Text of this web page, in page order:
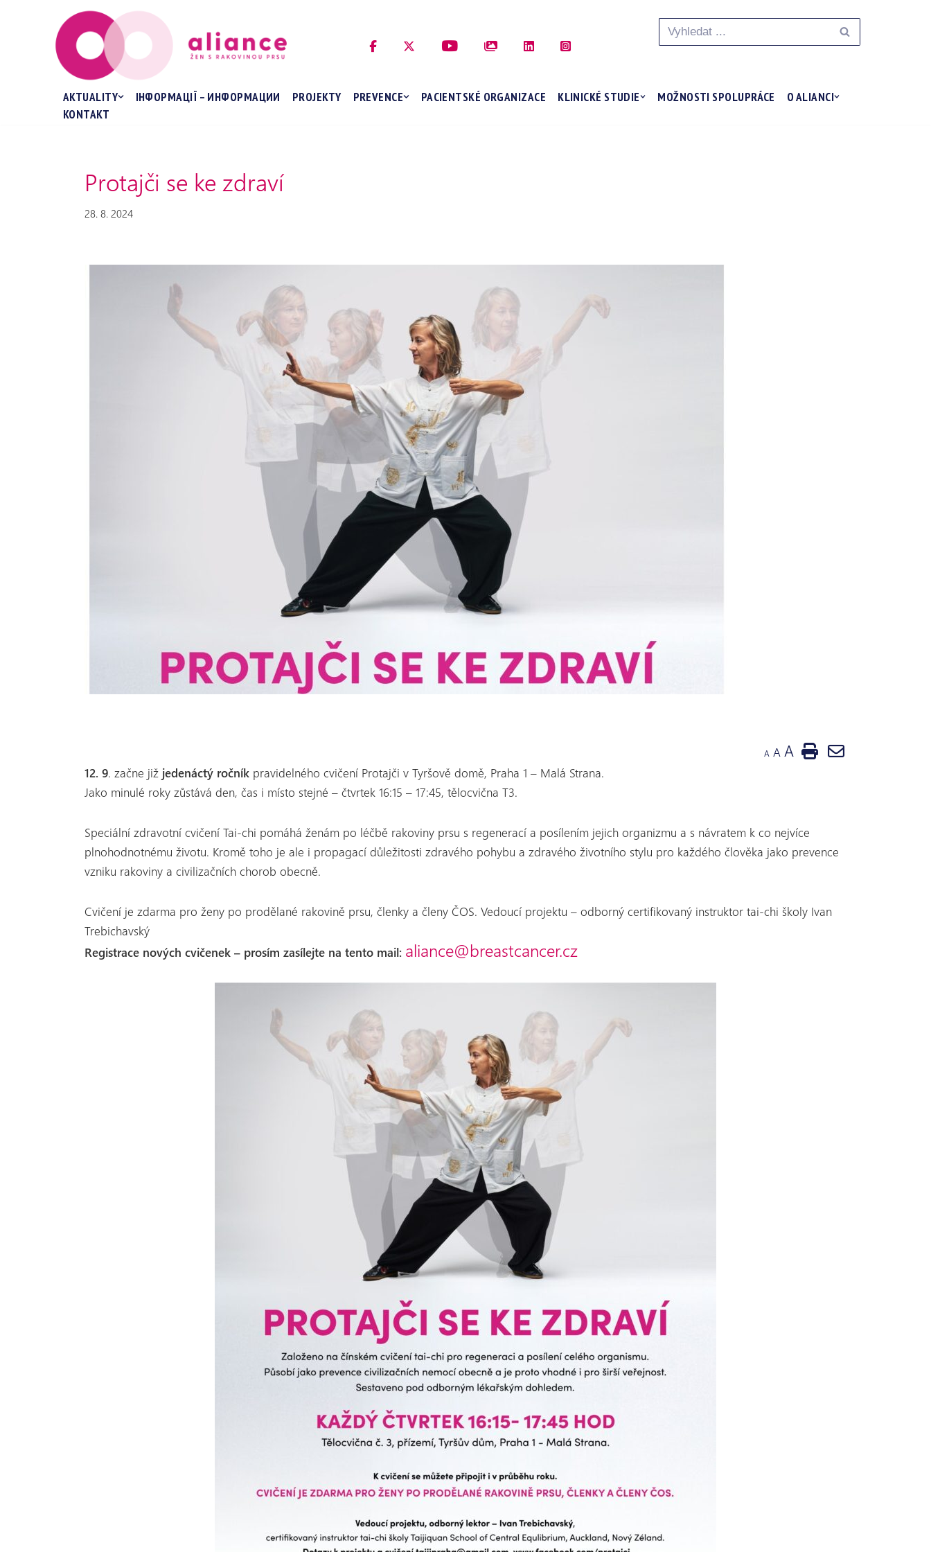
Přeskočit
AKTUALITY
ІНФОРМАЦІЇ – ИНФОРМАЦИИ PROJEKTY PREVENCE PACIENTSKÉ ORGANIZACE KLINICKÉ STUDIE MOŽNOSTI SPOLUPRÁCE
O ALIANCI
KONTAKT
Protajči se ke zdraví
28. 8. 2024
A A A
12. 9. začne již jedenáctý ročník pravidelného cvičení Protajči v Tyršově domě, Praha 1 – Malá Strana.
Jako minulé roky zůstává den, čas i místo stejné – čtvrtek 16:15 – 17:45, tělocvična T3.
Speciální zdravotní cvičení Tai-chi pomáhá ženám po léčbě rakoviny prsu s regenerací a posílením jejich organizmu a s návratem k co nejvíce
plnohodnotnému životu. Kromě toho je ale i propagací důležitosti zdravého pohybu a zdravého životního stylu pro každého člověka jako prevence
vzniku rakoviny a civilizačních chorob obecně.
Cvičení je zdarma pro ženy po prodělané rakovině prsu, členky a členy ČOS. Vedoucí projektu – odborný certifikovaný instruktor tai-chi školy Ivan
Trebichavský
Registrace nových cvičenek – prosím zasílejte na tento mail: aliance@breastcancer.cz